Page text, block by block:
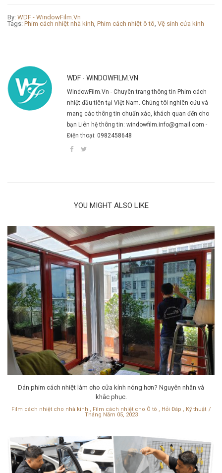
By: WDF - WindowFilm.Vn
Tags: Phim cách nhiệt nhà kính Phim cách nhiệt ô tô Vệ sinh cửa kính
WDF - WINDOWFILM.VN
WindowFilm.Vn - Chuyên trang thông tin Phim cách
nhiệt đầu tiên tại Việt Nam. Chúng tôi nghiên cứu và
mang các thông tin chuẩn xác, khách quan đến cho
bạn Liên hệ thông tin: windowfilm.info@gmail.com -
Điện thoại: 0982458648
YOU MIGHT ALSO LIKE
Dán phim cách nhiệt làm cho cửa kính nóng hơn? Nguyên nhân và
khắc phục.
Film cách nhiệt cho nhà kính Film cách nhiệt cho Ô tô Hỏi Đáp
Kỹ thuật
Tháng Năm 05, 2023